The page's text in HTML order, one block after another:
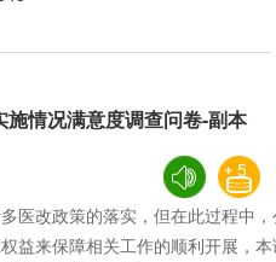
情况满意度调查问卷-副本
5
改政策的落实，但在此过程中，
益来保障相关工作的顺利开展，